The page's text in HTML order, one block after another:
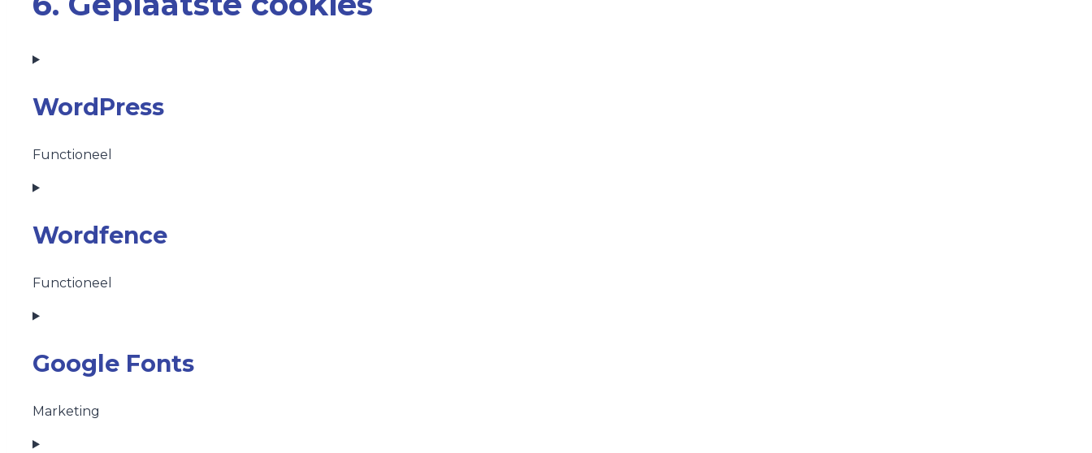
WordPress
Functioneel
Consent
service
wordpress
Wordfence
Functioneel
Consent
service
wordfence
Google Fonts
Marketing
Consent